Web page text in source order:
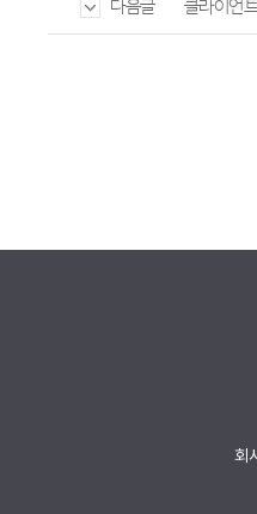
다음글 클라이언
회